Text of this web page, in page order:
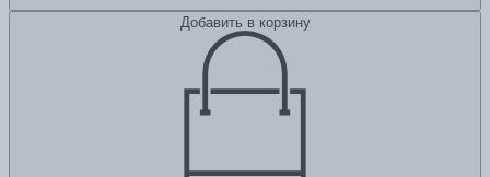
Добавить в корзину